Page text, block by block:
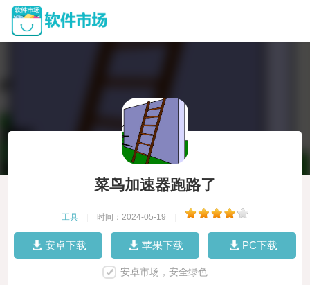
菜鸟加速器跑路了
工具 时间：2024-05-19
安卓下载 苹果下载 PC下载
安卓市场，安全绿色